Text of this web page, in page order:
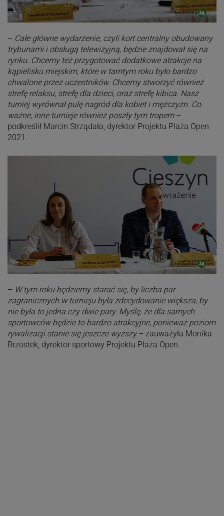
– Całe główne wydarzenie, czyli kort centralny obudowany
trybunami i obsługą telewizyjną, będzie znajdował się na
rynku. Chcemy też przygotować dodatkowe atrakcje na
kąpielisku miejskim, które w tamtym roku było bardzo
chwalone przez uczestników. Chcemy stworzyć również
strefę relaksu, strefę dla dzieci, oraz strefę kibica. Nasz
turniej wyrównał pulę nagród dla kobiet i mężczyzn. Co
ważne, inne turnieje również poszły tym tropem–
podkreślił Marcin Strządała, dyrektor Projektu Plaża Open
2021.
– W tym roku będziemy starać się, by liczba par
zagranicznych w turnieju była zdecydowanie większa, by
nie była to jedna czy dwie pary. Myślę, że dla samych
sportowców będzie to bardzo atrakcyjne, ponieważ poziom
rywalizacji stanie się jeszcze wyższy– zauważyła Monika
Brzostek, dyrektor sportowy Projektu Plaża Open.